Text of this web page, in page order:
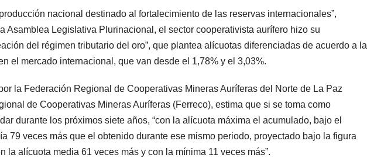
nacional destinado al fortalecimiento de las reservas internacionales”,
Asamblea Legislativa Plurinacional, el sector cooperativista aurífero hizo su
del régimen tributario del oro”, que plantea alícuotas diferenciadas de acuerdo a la
el mercado internacional, que van desde el 1,78% y el 3,03%.
la Federación Regional de Cooperativas Mineras Auríferas del Norte de La Paz
de Cooperativas Mineras Auríferas (Ferreco), estima que si se toma como
durante los próximos siete años, “con la alícuota máxima el acumulado, bajo el
79 veces más que el obtenido durante ese mismo periodo, proyectado bajo la figura
la alícuota media 61 veces más y con la mínima 11 veces más”.